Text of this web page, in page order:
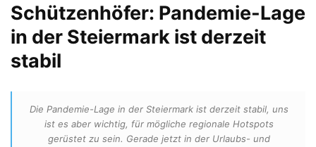
Schützenhöfer: Pandemie-Lage
in der Steiermark ist derzeit
stabil
Die Pandemie-Lage in der Steiermark ist derzeit stabil, uns
ist es aber wichtig, für mögliche regionale Hotspots
gerüstet zu sein. Gerade jetzt in der Urlaubs- und